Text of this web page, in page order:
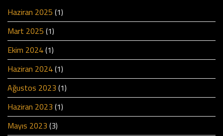
Haziran 2025 (1)
Mart 2025 (1)
Ekim 2024(1)
Haziran 2024(1)
Ağustos 2023 (1)
Haziran 2023 (1)
Mayıs 2023 (3)